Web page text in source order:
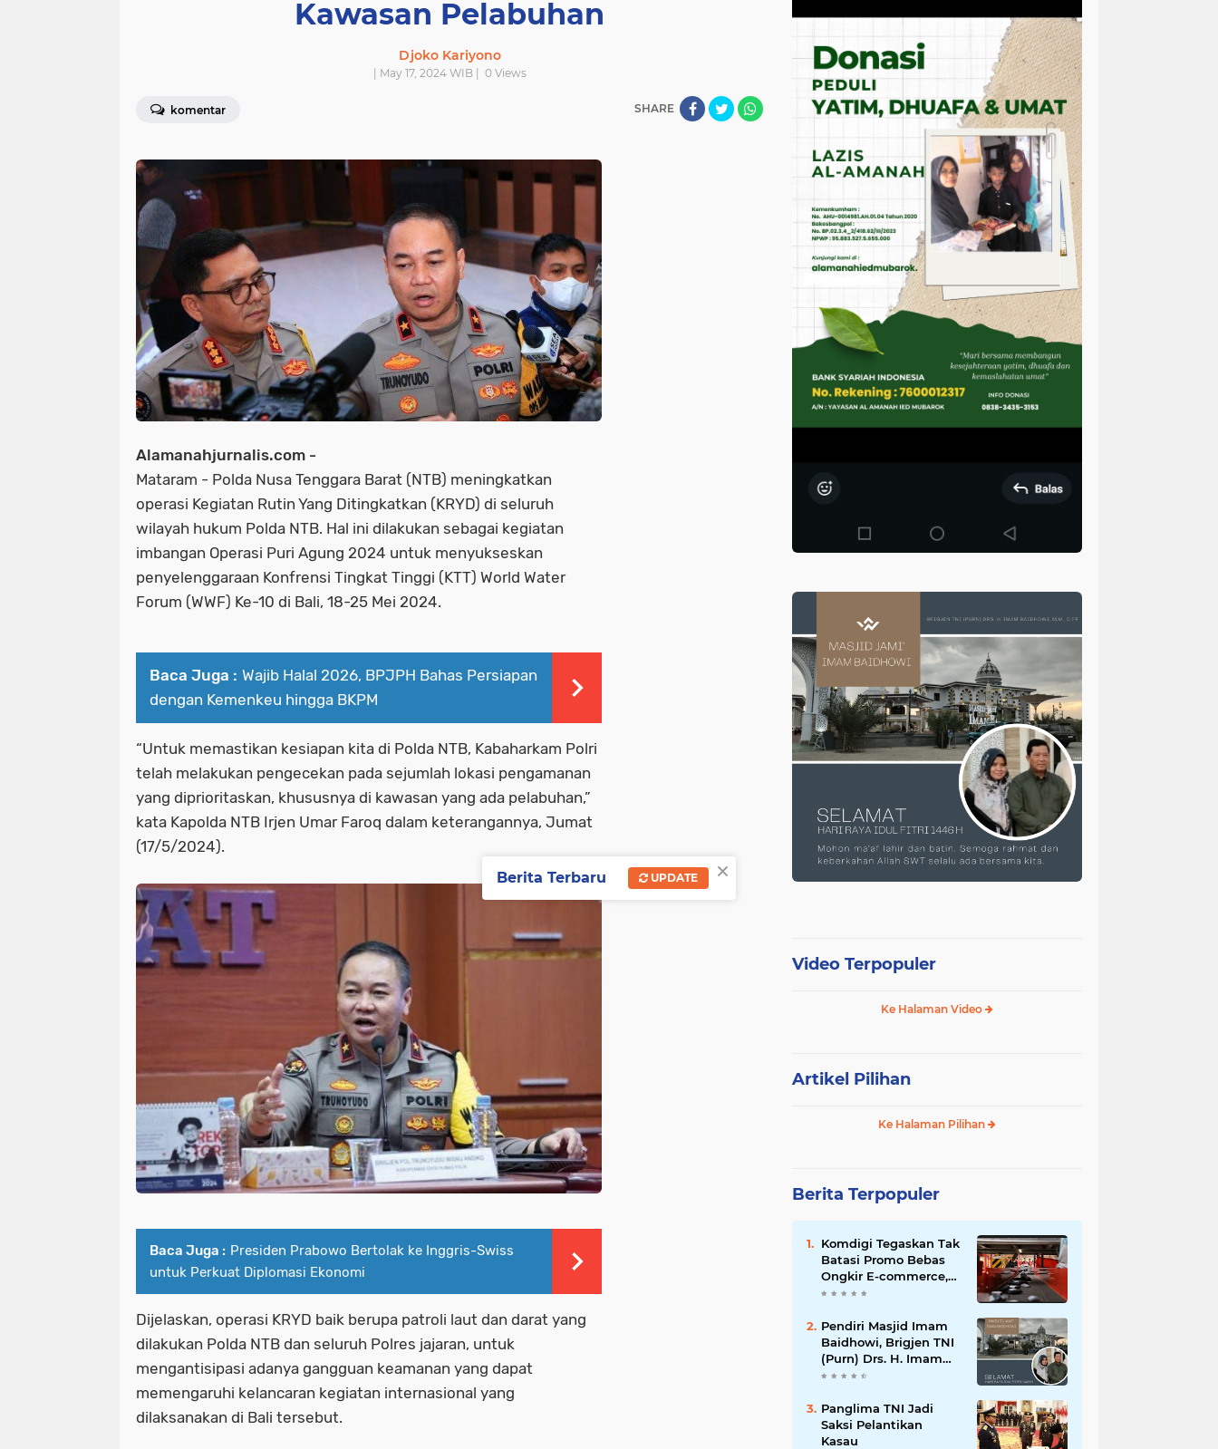
Kawasan Pelabuhan
Djoko Kariyono
| May 17, 2024 WIB | 0Views
komentar SHARE
Alamanahjurnalis.com -
Mataram - Polda Nusa Tenggara Barat (NTB) meningkatkan
operasi Kegiatan Rutin Yang Ditingkatkan (KRYD) di seluruh
wilayah hukum Polda NTB. Hal ini dilakukan sebagai kegiatan
imbangan Operasi Puri Agung 2024 untuk menyukseskan
penyelenggaraan Konfrensi Tingkat Tinggi (KTT) World Water
Forum (WWF) Ke-10 di Bali, 18-25 Mei 2024.
Baca Juga : Wajib Halal 2026, BPJPH Bahas Persiapan
dengan Kemenkeu hingga BKPM
“Untuk memastikan kesiapan kita di Polda NTB, Kabaharkam Polri
telah melakukan pengecekan pada sejumlah lokasi pengamanan
yang diprioritaskan, khususnya di kawasan yang ada pelabuhan,”
kata Kapolda NTB Irjen Umar Faroq dalam keterangannya, Jumat
(17/5/2024).
Baca Juga : Presiden Prabowo Bertolak ke Inggris-Swiss
untuk Perkuat Diplomasi Ekonomi
Dijelaskan, operasi KRYD baik berupa patroli laut dan darat yang
dilakukan Polda NTB dan seluruh Polres jajaran, untuk
mengantisipasi adanya gangguan keamanan yang dapat
memengaruhi kelancaran kegiatan internasional yang
dilaksanakan di Bali tersebut.
Video Terpopuler
Ke Halaman Video
Artikel Pilihan
Ke Halaman Pilihan
Berita Terpopuler
Komdigi Tegaskan Tak
Batasi Promo Bebas
Ongkir E-commerce,
tapi Perusahaan Kurir
Pendiri Masjid Imam
Baidhowi, Brigjen TNI
(Purn) Drs. H. Imam
Baidhowi, M.M., C. Fr.A
Selamat Idul Fitri 1445
H
Panglima TNI Jadi
Saksi Pelantikan
Kasau
×
Berita Terbaru UPDATE